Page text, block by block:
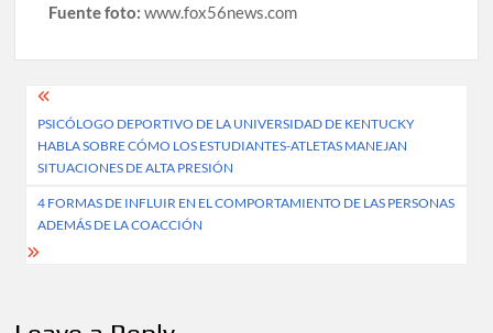
Fuente foto: www.fox56news.com
Post
navigation
PSICÓLOGO DEPORTIVO DE LA UNIVERSIDAD DE KENTUCKY
HABLA SOBRE CÓMO LOS ESTUDIANTES-ATLETAS MANEJAN
SITUACIONES DE ALTA PRESIÓN
4 FORMAS DE INFLUIR EN EL COMPORTAMIENTO DE LAS PERSONAS
ADEMÁS DE LA COACCIÓN